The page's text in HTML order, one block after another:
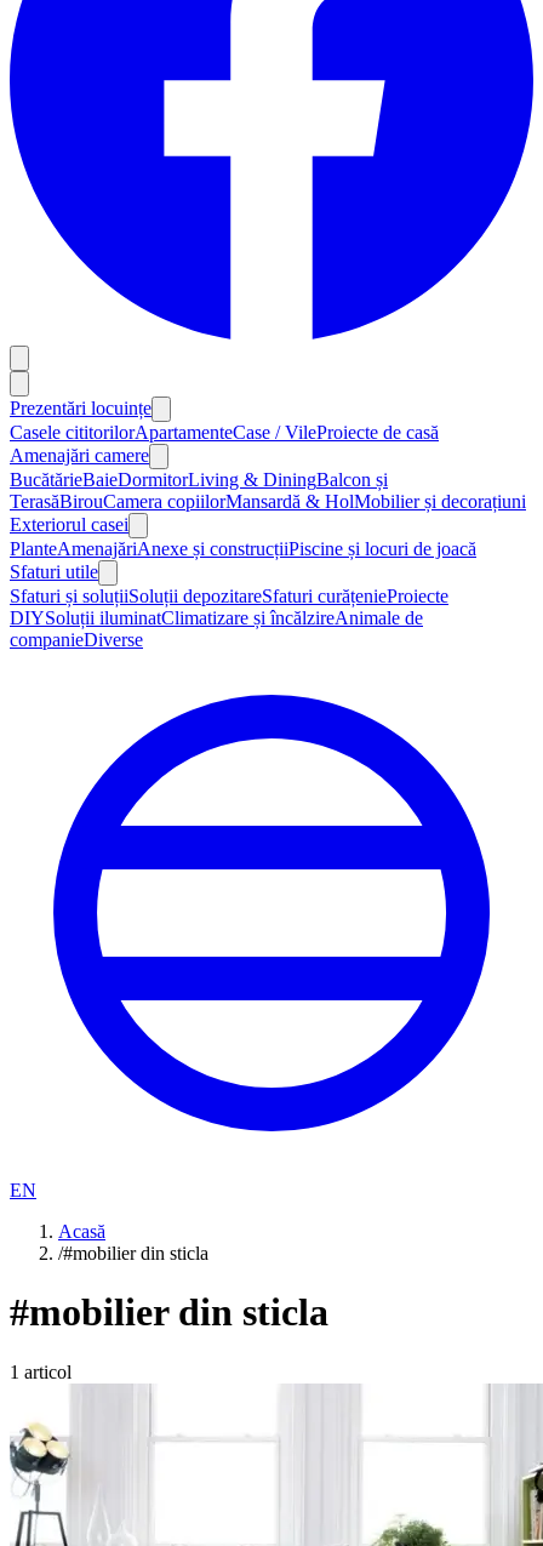
Prezentări locuințe
Casele cititorilorApartamenteCase / VileProiecte de casă
Amenajări camere
BucătărieBaieDormitorLiving & DiningBalcon și
TerasăBirouCamera copiilorMansardă & HolMobilier și decorațiuni
Exteriorul casei
PlanteAmenajăriAnexe și construcțiiPiscine și locuri de joacă
Sfaturi utile
Sfaturi și soluțiiSoluții depozitareSfaturi curățenieProiecte
DIYSoluții iluminatClimatizare și încălzireAnimale de
companieDiverse
EN
Acasă
/#mobilier din sticla
#mobilier din sticla
1 articol